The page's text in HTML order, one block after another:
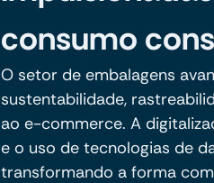
consumo
O setor de embalagens
sustentabilidade,
ao e-commerce. A
e o uso de tecnologias de
transformando a forma